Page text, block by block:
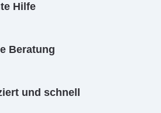
Hilfe
Beratung
und schnell